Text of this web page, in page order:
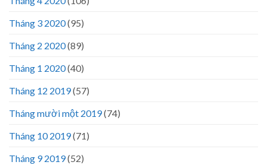
Tháng 3 2020(95)
Tháng 2 2020(89)
Tháng 1 2020(40)
Tháng 12 2019(57)
Tháng mười một 2019(74)
Tháng 10 2019(71)
Tháng 9 2019(52)